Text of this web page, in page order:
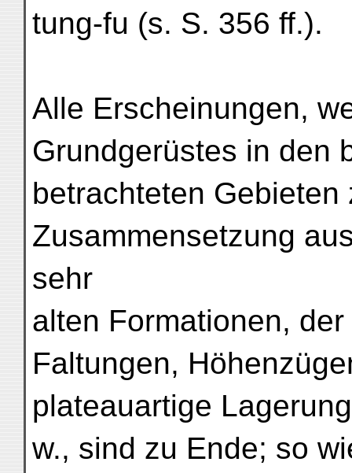
tung-fu (s. S. 356 ff.).
Alle Erscheinungen,
Grundgerüstes in den
betrachteten Gebieten
Zusammensetzung
sehr
alten Formationen,
Faltungen,
plateauartige
w., sind zu Ende; so